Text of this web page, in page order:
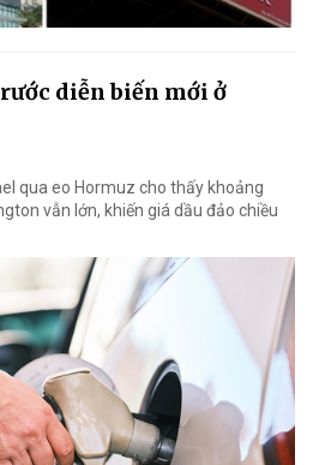
diễn biến mới ở
qua eo Hormuz cho thấy khoảng
vẫn lớn, khiến giá dầu đảo chiều